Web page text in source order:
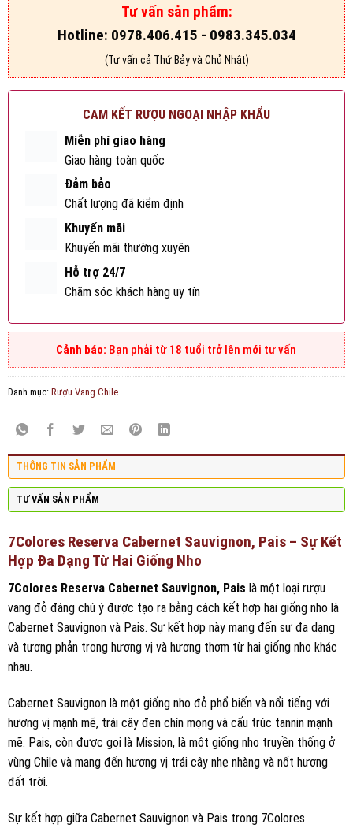
Tư vấn sản phẩm:
Hotline: 0978.406.415 - 0983.345.034
(Tư vấn cả Thứ Bảy và Chủ Nhật)
CAM KẾT RƯỢU NGOẠI NHẬP KHẨU
Miễn phí giao hàng
Giao hàng toàn quốc
Đảm bảo
Chất lượng đã kiểm định
Khuyến mãi
Khuyến mãi thường xuyên
Hỗ trợ 24/7
Chăm sóc khách hàng uy tín
Bạn phải từ 18 tuổi trở lên mới tư vấn
Danh mục: Rượu Vang Chile
THÔNG TIN SẢN PHẨM
TƯ VẤN SẢN PHẨM
7Colores Reserva Cabernet Sauvignon, Pais – Sự Kết
Hợp Đa Dạng Từ Hai Giống Nho
7Colores Reserva Cabernet Sauvignon, Pais là một loại rượu
vang đỏ đáng chú ý được tạo ra bằng cách kết hợp hai giống nho là
Cabernet Sauvignon và Pais. Sự kết hợp này mang đến sự đa dạng
và tương phản trong hương vị và hương thơm từ hai giống nho khác
nhau.
Cabernet Sauvignon là một giống nho đỏ phổ biến và nổi tiếng với
hương vị mạnh mẽ, trái cây đen chín mọng và cấu trúc tannin mạnh
mẽ. Pais, còn được gọi là Mission, là một giống nho truyền thống ở
vùng Chile và mang đến hương vị trái cây nhẹ nhàng và nốt hương
đất trời.
Sự kết hợp giữa Cabernet Sauvignon và Pais trong 7Colores